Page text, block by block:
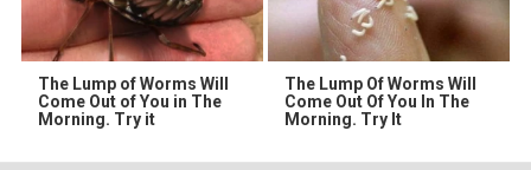
The Lump of Worms Will
Come Out of You in The
Morning. Try it
The Lump Of Worms Will
Come Out Of You In The
Morning. Try It